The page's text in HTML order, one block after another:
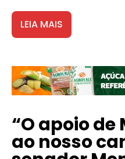
LEIA MAIS
“O apoio de
ao nosso